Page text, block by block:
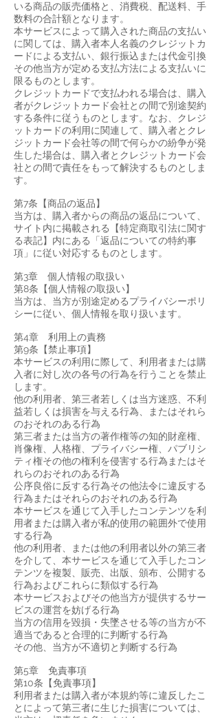
いる商品の販売価格と、消費税、配送料、手
数料の合計額となります。
本サービスによって購入された商品の支払い
に関しては、購入者本人名義のクレジットカ
ードによる支払い、銀行振込または代金引換
その他当方が定める支払方法による支払いに
限るものとします。
クレジットカードで支払われる場合は、購入
者がクレジットカード会社との間で別途契約
する条件に従うものとします。なお、クレジ
ットカードの利用に関連して、購入者とクレ
ジットカード会社等の間で何らかの紛争が発
生した場合は、購入者とクレジットカード会
社との間で責任をもって解決するものとしま
す。
第7条【商品の返品】
当方は、購入者からの商品の返品について、
サイト内に掲載される【特定商取引法に関す
る表記】内にある「返品についての特約事
項」に従い対応するものとします。
第3章 個人情報の取扱い
第8条【個人情報の取扱い】
当方は、当方が別途定めるプライバシーポリ
シーに従い、個人情報を取り扱います。
第4章 利用上の責務
第9条【禁止事項】
本サービスの利用に際して、利用者または購
入者に対し次の各号の行為を行うことを禁止
します。
他の利用者、第三者若しくは当方迷惑、不利
益若しくは損害を与える行為、またはそれら
のおそれのある行為
第三者または当方の著作権等の知的財産権、
肖像権、人格権、プライバシー権、パブリシ
ティ権その他の権利を侵害する行為またはそ
れらのおそれのある行為
公序良俗に反する行為その他法令に違反する
行為またはそれらのおそれのある行為
本サービスを通じて入手したコンテンツを利
用者または購入者が私的使用の範囲外で使用
する行為
他の利用者、または他の利用者以外の第三者
を介して、本サービスを通じて入手したコン
テンツを複製、販売、出版、頒布、公開する
行為およびこれらに類似する行為
本サービスおよびその他当方が提供するサー
ビスの運営を妨げる行為
当方の信用を毀損・失墜させる等の当方が不
適当であると合理的に判断する行為
その他、当方が不適切と判断する行為
第5章 免責事項
第10条【免責事項】
利用者または購入者が本規約等に違反したこ
とによって第三者に生じた損害については、